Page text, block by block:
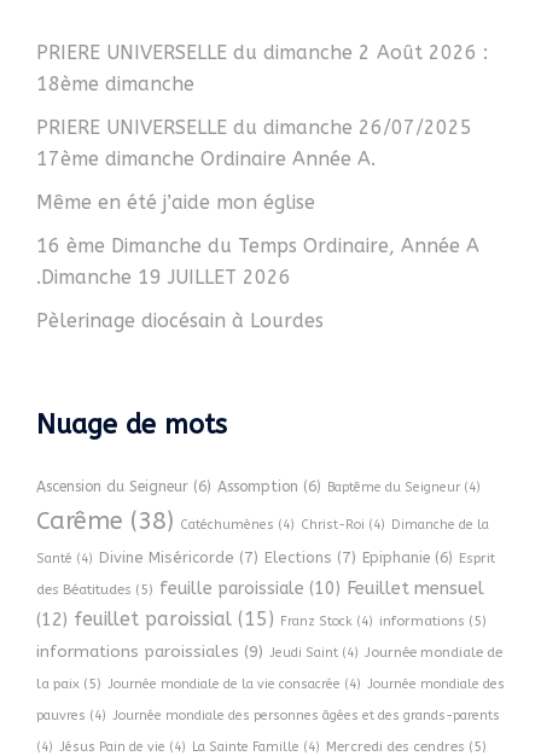
PRIERE UNIVERSELLE du dimanche 2 Août 2026 :
18ème dimanche
PRIERE UNIVERSELLE du dimanche 26/07/2025
17ème dimanche Ordinaire Année A.
Même en été j’aide mon église
16 ème Dimanche du Temps Ordinaire, Année A
.Dimanche 19 JUILLET 2026
Pèlerinage diocésain à Lourdes
Nuage de mots
Ascension du Seigneur (6) Assomption (6) Baptême du Seigneur (4)
Carême (38) Catéchumènes (4) Christ-Roi (4) Dimanche de la
Santé (4) Divine Miséricorde (7) Elections (7) Epiphanie (6) Esprit
des Béatitudes (5) feuille paroissiale (10) Feuillet mensuel
(12) feuillet paroissial (15) Franz Stock (4) informations (5)
informations paroissiales (9) Jeudi Saint (4) Journée mondiale de
la paix (5) Journée mondiale de la vie consacrée (4) Journée mondiale des
pauvres (4) Journée mondiale des personnes âgées et des grands-parents
(4) Jésus Pain de vie (4) La Sainte Famille (4) Mercredi des cendres (5)